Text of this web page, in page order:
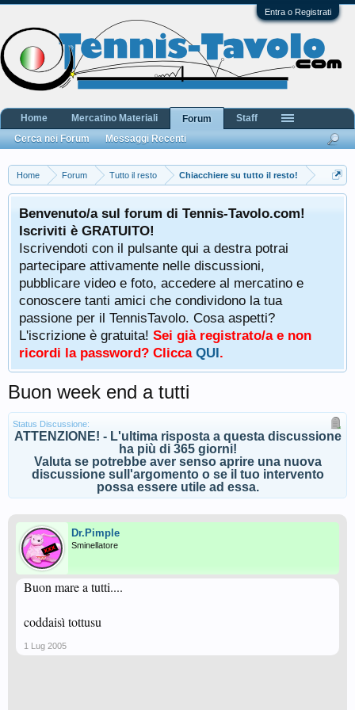
Entra o Registrati
Home Forum Tutto il resto Chiacchiere su tutto il resto!
Benvenuto/a sul forum di Tennis-Tavolo.com!
Iscriviti è GRATUITO!
Iscrivendoti con il pulsante qui a destra potrai
partecipare attivamente nelle discussioni,
pubblicare video e foto, accedere al mercatino e
conoscere tanti amici che condividono la tua
passione per il TennisTavolo. Cosa aspetti?
L'iscrizione è gratuita! Sei già registrato/a e non
ricordi la password? Clicca QUI.
Buon week end a tutti
Status Discussione:
ATTENZIONE! - L'ultima risposta a questa discussione
ha più di 365 giorni!
Valuta se potrebbe aver senso aprire una nuova
discussione sull'argomento o se il tuo intervento
possa essere utile ad essa.
Dr.Pimple
Sminellatore
Buon mare a tutti....
coddaisì tottusu
1 Lug 2005
Home Mercatino Materiali
Forum
Cerca nei Forum
Messaggi Recenti
Staff